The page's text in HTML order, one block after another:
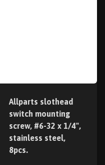
Allparts slothead
switch mounting
screw, #6-32 x 1/4",
stainless steel,
8pcs.